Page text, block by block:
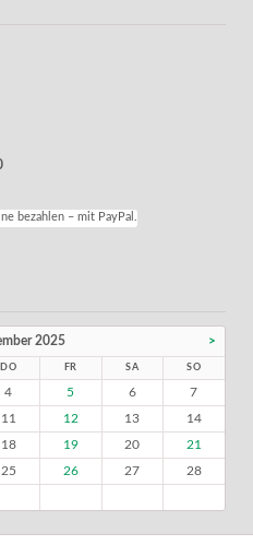
2025 >
DO FR SA SO
4 5 6
7
11 12 13
14
18 19 20
21
25 26 27
28